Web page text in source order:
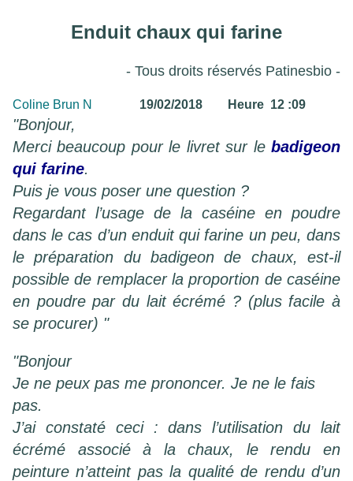
Enduit chaux qui farine
- Tous droits réservés Patinesbio -
Coline Brun N 19/02/2018 Heure 12 :09
"Bonjour,
Merci beaucoup pour le livret sur le badigeon
qui farine.
Puis je vous poser une question ?
Regardant l’usage de la caséine en poudre
dans le cas d’un enduit qui farine un peu, dans
le préparation du badigeon de chaux, est-il
possible de remplacer la proportion de caséine
en poudre par du lait écrémé ? (plus facile à
se procurer) "
"Bonjour
Je ne peux pas me prononcer. Je ne le fais
pas.
J’ai constaté ceci : dans l’utilisation du lait
écrémé associé à la chaux, le rendu en
peinture n’atteint pas la qualité de rendu d’un